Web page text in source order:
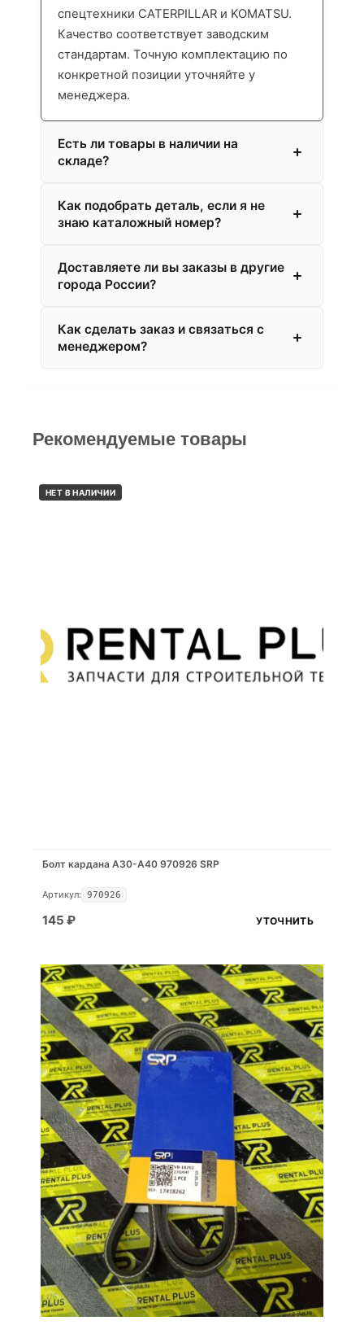
спецтехники CATERPILLAR и KOMATSU.
Качество соответствует заводским
стандартам. Точную комплектацию по
конкретной позиции уточняйте у
менеджера.
Есть ли товары в наличии на
складе?
Как подобрать деталь, если я не
знаю каталожный номер?
Доставляете ли вы заказы в другие
города России?
Как сделать заказ и связаться с
менеджером?
Рекомендуемые товары
НЕТ В НАЛИЧИИ
Болт кардана A30-A40 970926 SRP
Артикул: 970926
145 ₽ УТОЧНИТЬ